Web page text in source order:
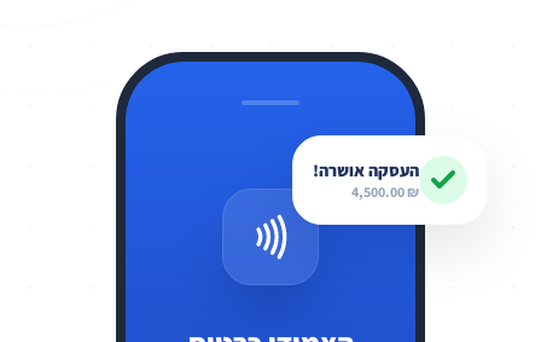
הצמידו כרטיס
העסקה אושרה!
₪ 4,500.00